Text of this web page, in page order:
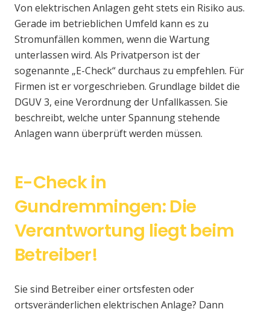
Von elektrischen Anlagen geht stets ein Risiko aus.
Gerade im betrieblichen Umfeld kann es zu
Stromunfällen kommen, wenn die Wartung
unterlassen wird. Als Privatperson ist der
sogenannte „E-Check“ durchaus zu empfehlen. Für
Firmen ist er vorgeschrieben. Grundlage bildet die
DGUV 3, eine Verordnung der Unfallkassen. Sie
beschreibt, welche unter Spannung stehende
Anlagen wann überprüft werden müssen.
E-Check in
Gundremmingen: Die
Verantwortung liegt beim
Betreiber!
Sie sind Betreiber einer ortsfesten oder
ortsveränderlichen elektrischen Anlage? Dann